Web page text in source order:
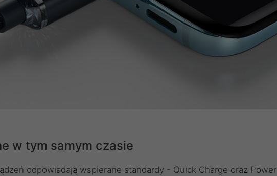
w tym samym czasie
odpowiadają wspierane standardy - Quick Charge oraz Power